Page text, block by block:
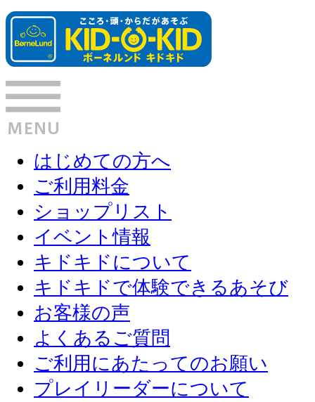
はじめての方へ
ご利用料金
ショップリスト
イベント情報
キドキドについて
キドキドで体験できるあそび
お客様の声
よくあるご質問
ご利用にあたってのお願い
プレイリーダーについて